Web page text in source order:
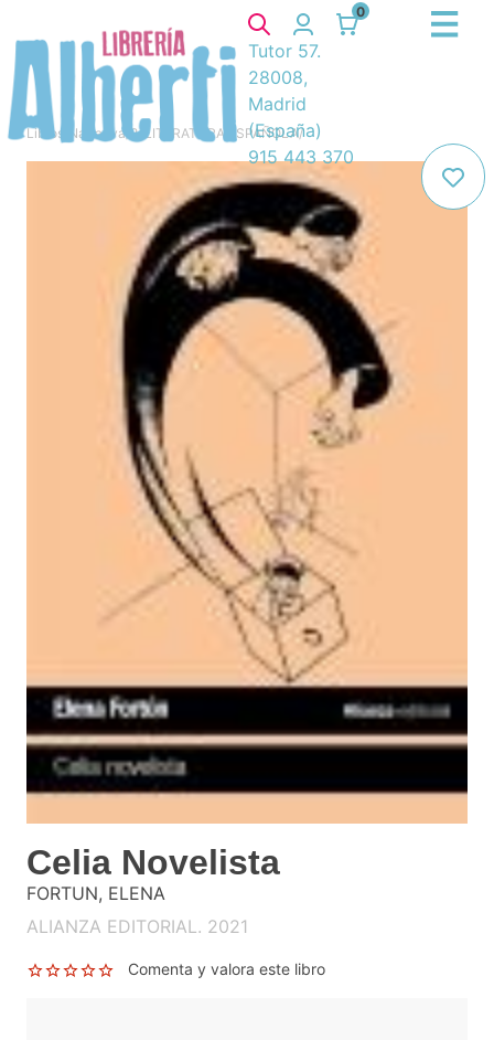
0
Tutor 57.
28008,
Madrid
(España)
915 443 370
Libros Narrativa/ 8. LITERATURA ESPAÑOLA/
Celia Novelista
FORTUN, ELENA
ALIANZA EDITORIAL. 2021
Comenta y valora este libro